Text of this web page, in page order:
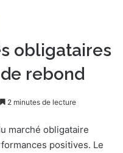
obligataires
rebond
2 minutes de lecture
marché obligataire
positives. Le